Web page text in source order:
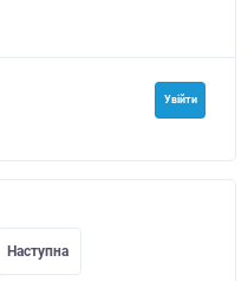
Увійти
Наступна